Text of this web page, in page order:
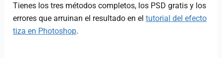
Tienes los tres métodos completos, los PSD gratis y los
errores que arruinan el resultado en eltutorial del efecto
tiza en Photoshop.